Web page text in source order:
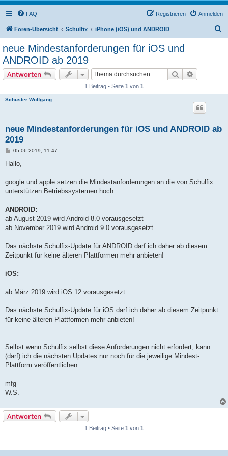
FAQ Anmelden
Registrieren
Foren-Übersicht Schulfix iPhone (iOS) und ANDROID
neue Mindestanforderungen für iOS und
ANDROID ab 2019
Antworten Suche
1 Beitrag • Seite 1 von 1
Schuster Wolfgang
neue Mindestanforderungen für iOS und ANDROID ab
2019
B
i
a
05.06.2019, 11:47
Hallo,
google und apple setzen die Mindestanforderungen an die von Schulfix
unterstützen Betriebssystemen hoch:
ANDROID:
ab August 2019 wird Android 8.0 vorausgesetzt
ab November 2019 wird Android 9.0 vorausgesetzt
Das nächste Schulfix-Update für ANDROID darf ich daher ab diesem
Zeitpunkt für keine älteren Plattformen mehr anbieten!
iOS:
ab März 2019 wird iOS 12 vorausgesetzt
Das nächste Schulfix-Update für iOS darf ich daher ab diesem Zeitpunkt
für keine älteren Plattformen mehr anbieten!
Selbst wenn Schulfix selbst diese Anforderungen nicht erfordert, kann
(darf) ich die nächsten Updates nur noch für die jeweilige Mindest-
Plattform veröffentlichen.
mfg
W.S.
Antworten
1 Beitrag • Seite 1 von 1